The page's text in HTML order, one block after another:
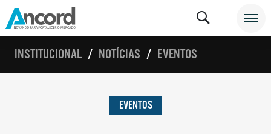
INSTITUCIONAL NOTÍCIAS EVENTOS
EVENTOS